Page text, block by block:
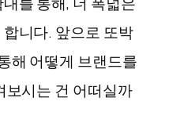
니다. 앞으로 또박
해 어떻게 브랜드를
보시는 건 어떠실까